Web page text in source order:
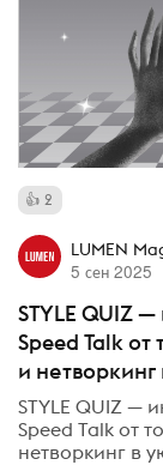
2
LUMEN
5 сен 2025
STYLE QUIZ
Speed Talk
и
STYLE QUIZ —
Speed Talk от
нетворкинг в